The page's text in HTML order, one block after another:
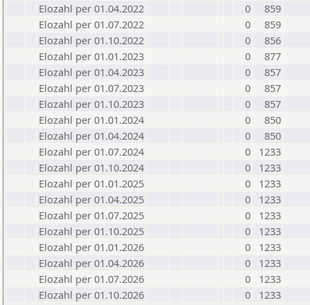
Elozahl per 01.04.2022
0
859
Elozahl per 01.07.2022
0
859
Elozahl per 01.10.2022
0
856
Elozahl per 01.01.2023
0
877
Elozahl per 01.04.2023
0
857
Elozahl per 01.07.2023
0
857
Elozahl per 01.10.2023
0
857
Elozahl per 01.01.2024
0
850
Elozahl per 01.04.2024
0
850
Elozahl per 01.07.2024
0
1233
Elozahl per 01.10.2024
0
1233
Elozahl per 01.01.2025
0
1233
Elozahl per 01.04.2025
0
1233
Elozahl per 01.07.2025
0
1233
Elozahl per 01.10.2025
0
1233
Elozahl per 01.01.2026
0
1233
Elozahl per 01.04.2026
0
1233
Elozahl per 01.07.2026
0
1233
Elozahl per 01.10.2026
0 1233